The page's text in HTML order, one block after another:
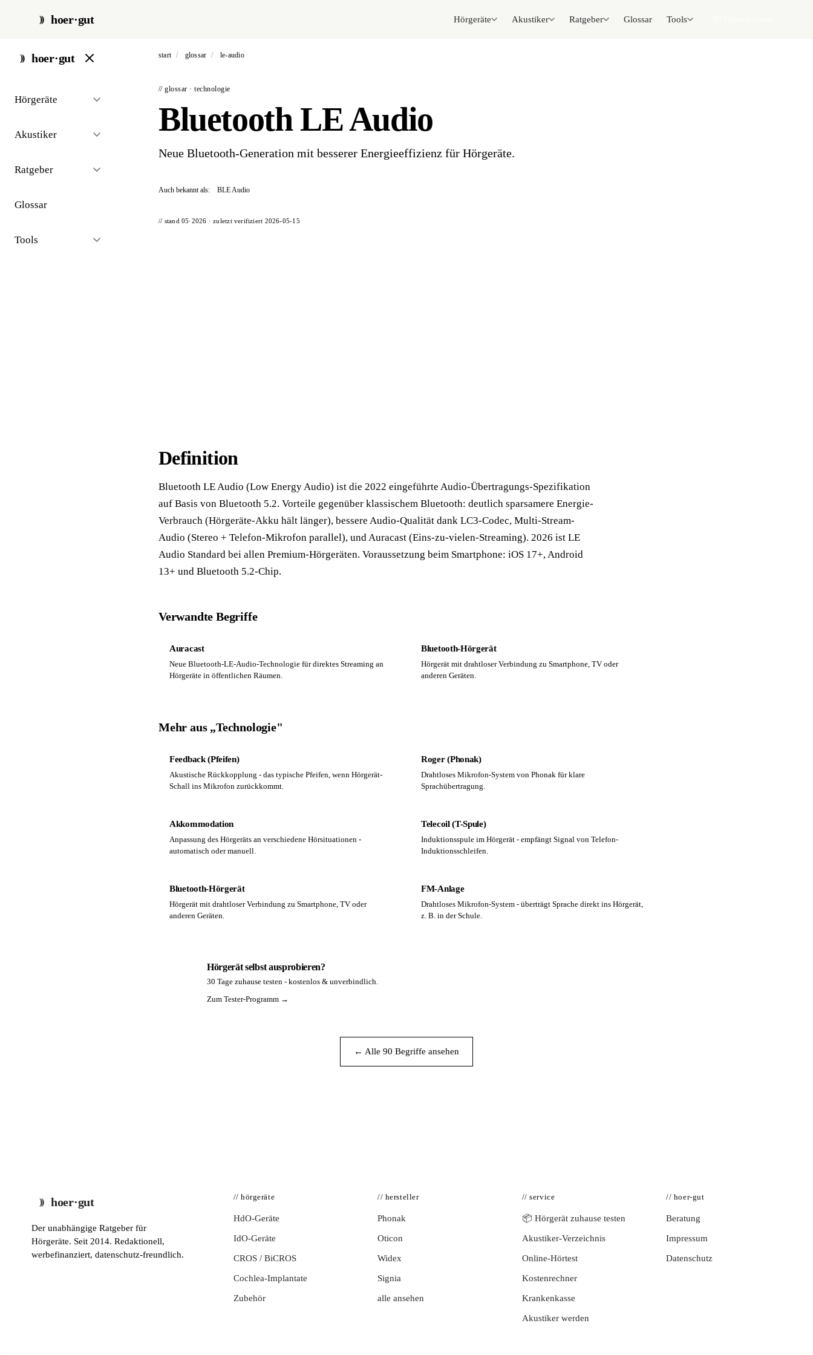
hoer·gut Hörgeräte Akustiker Ratgeber Glossar Tools
hoer·gut
Hörgeräte
Akustiker
Ratgeber
Glossar
Tools
start / glossar / le-audio
// glossar · technologie
Bluetooth LE Audio
Neue Bluetooth-Generation mit besserer Energieeffizienz für Hörgeräte.
Auch bekannt als: BLE Audio
// stand 05·2026 · zuletzt verifiziert 2026-05-15
Definition
Bluetooth LE Audio (Low Energy Audio) ist die 2022 eingeführte Audio-Übertragungs-Spezifikation
auf Basis von Bluetooth 5.2. Vorteile gegenüber klassischem Bluetooth: deutlich sparsamere Energie-
Verbrauch (Hörgeräte-Akku hält länger), bessere Audio-Qualität dank LC3-Codec, Multi-Stream-
Audio (Stereo + Telefon-Mikrofon parallel), und Auracast (Eins-zu-vielen-Streaming). 2026 ist LE
Audio Standard bei allen Premium-Hörgeräten. Voraussetzung beim Smartphone: iOS 17+, Android
13+ und Bluetooth 5.2-Chip.
Verwandte Begriffe
Auracast
Neue Bluetooth-LE-Audio-Technologie für direktes Streaming an
Hörgeräte in öffentlichen Räumen.
Bluetooth-Hörgerät
Hörgerät mit drahtloser Verbindung zu Smartphone, TV oder
anderen Geräten.
Mehr aus „Technologie"
Feedback (Pfeifen)
Akustische Rückkopplung - das typische Pfeifen, wenn Hörgerät-
Schall ins Mikrofon zurückkommt.
Roger (Phonak)
Drahtloses Mikrofon-System von Phonak für klare
Sprachübertragung.
Akkommodation
Anpassung des Hörgeräts an verschiedene Hörsituationen -
automatisch oder manuell.
Telecoil (T-Spule)
Induktionsspule im Hörgerät - empfängt Signal von Telefon-
Induktionsschleifen.
Bluetooth-Hörgerät
Hörgerät mit drahtloser Verbindung zu Smartphone, TV oder
anderen Geräten.
FM-Anlage
Drahtloses Mikrofon-System - überträgt Sprache direkt ins Hörgerät,
z. B. in der Schule.
Hörgerät selbst ausprobieren?
30 Tage zuhause testen - kostenlos & unverbindlich.
Zum Tester-Programm →
← Alle 90 Begriffe ansehen
hoer·gut
Der unabhängige Ratgeber für
Hörgeräte. Seit 2014. Redaktionell,
werbefinanziert, datenschutz-freundlich.
// hörgeräte
HdO-Geräte
IdO-Geräte
CROS / BiCROS
Cochlea-Implantate
Zubehör
// hersteller
Phonak
Oticon
Widex
Signia
alle ansehen
// service
📦 Hörgerät zuhause testen
Akustiker-Verzeichnis
Online-Hörtest
Kostenrechner
Krankenkasse
Akustiker werden
// hoer-gut
Beratung
Impressum
Datenschutz